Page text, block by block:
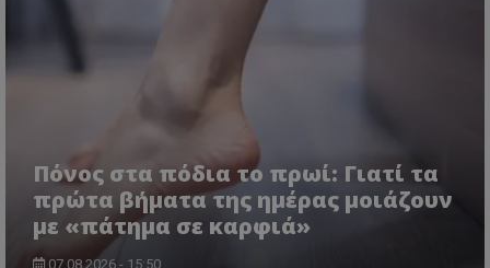
Πόνος στα πόδια το πρωί: Γιατί τα
πρώτα βήματα της ημέρας μοιάζουν
με «πάτημα σε καρφιά»
07.08.2026 - 15:50